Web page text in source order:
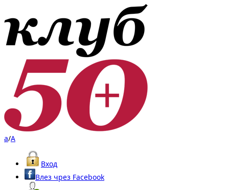
a/A
Вход
Влез чрез Facebook